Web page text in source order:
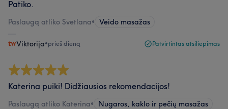
Patiko.
Paslaugą atliko Svetlana• Veido masažas
Viktorija•prieš dieną Patvirtintas atsiliepimas
Katerina puiki! Didžiausios rekomendacijos!
Paslaugą atliko Katerina• Nugaros, kaklo ir pečių masažas